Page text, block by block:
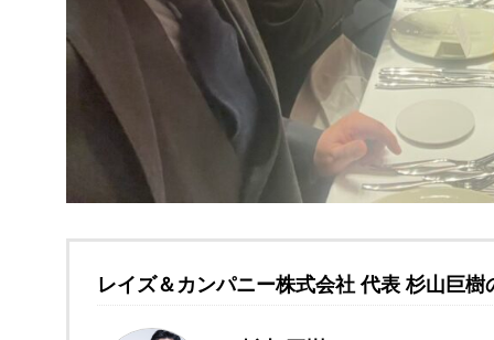
レイズ＆カンパニー株式会社 代表 杉山巨樹